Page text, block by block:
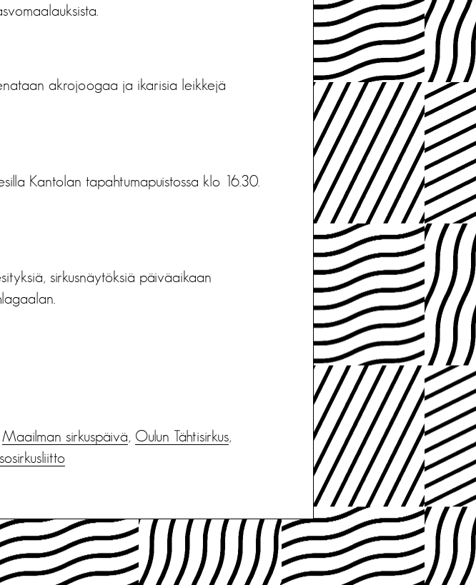
akrojoogaa ja ikarisia leikkejä
Kantolan tapahtumapuistossa klo 16.30.
sirkusnäytöksiä päiväaikaan
Maailman sirkuspäivä, Oulun Tähtisirkus,